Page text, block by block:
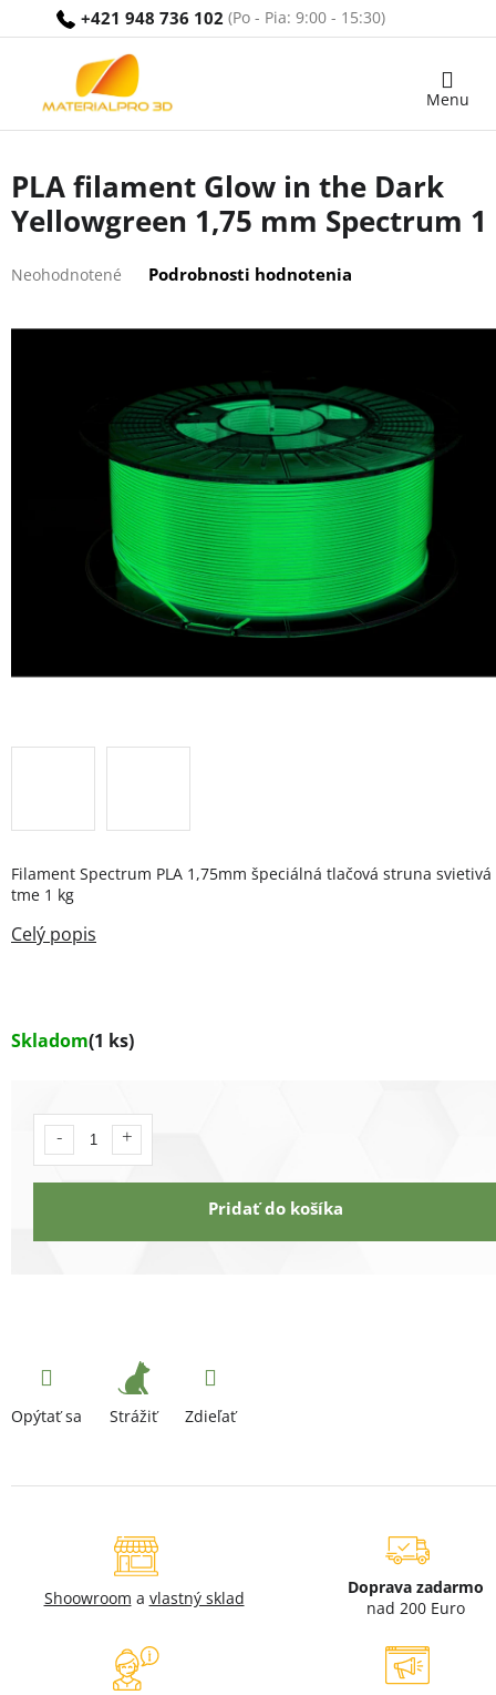
+421 948 736 102
Nákupný
PLA filament Glow in the Dark
Yellowgreen 1,75 mm Spectrum 1
hodnotenie
je
Neohodnotené Podrobnosti hodnotenia
Skladom(1 ks)
Pridať do košíka
Filament Spectrum PLA 1,75mm špeciálná tlačová struna svietivá
tme 1 kg
Opýtať sa Strážiť Zdieľať
Shoowroom a vlastný sklad
Doprava zadarmo
nad 200 Euro